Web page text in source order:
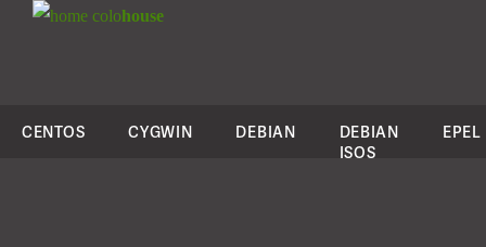
colohouse
CENTOS CYGWIN DEBIAN
DEBIAN
ISOS
EPEL